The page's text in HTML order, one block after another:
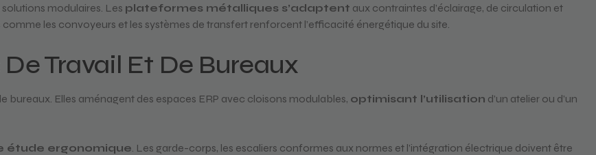
modulaires. Les plateformes métalliques s’adaptent aux contraintes d’éclairage, de circulation et
les convoyeurs et les systèmes de transfert renforcent l’efficacité énergétique du site.
Travail Et De Bureaux
bureaux. Elles aménagent des espaces ERP avec cloisons modulables, optimisant l’utilisation d’un atelier ou d’un
étude ergonomique . Les garde-corps, les escaliers conformes aux normes et l’intégration électrique doivent être